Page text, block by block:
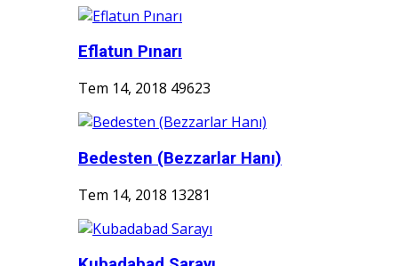
Eflatun Pınarı
Tem 14, 2018 49623
Bedesten (Bezzarlar Hanı)
Tem 14, 2018 13281